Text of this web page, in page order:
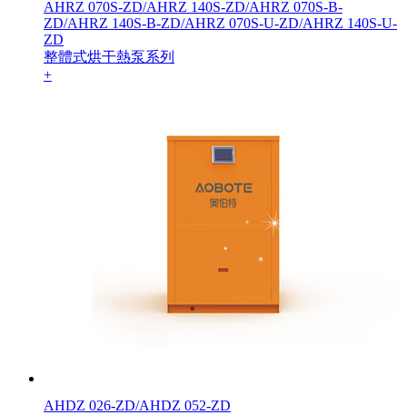
AHRZ 070S-ZD/AHRZ 140S-ZD/AHRZ 070S-B-
ZD/AHRZ 140S-B-ZD/AHRZ 070S-U-ZD/AHRZ 140S-U-
ZD
整體式烘干熱泵系列
+
AHDZ 026-ZD/AHDZ 052-ZD